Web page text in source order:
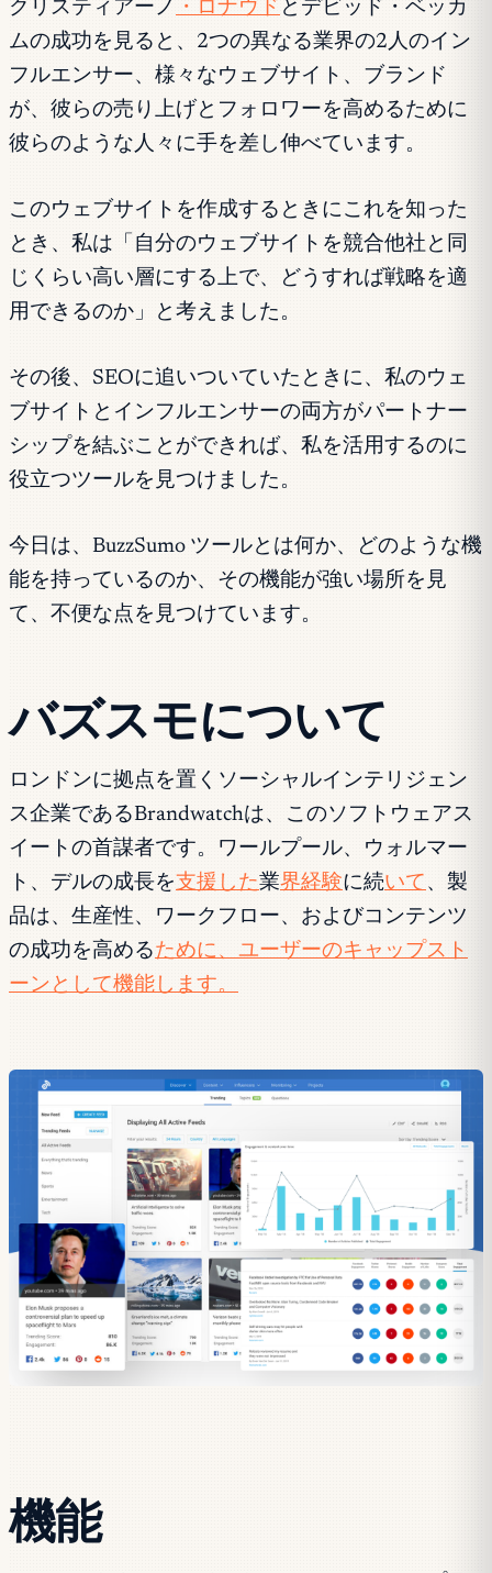
クリスティアーノ ・ロナウド とデビッド・ベッカ
ムの成功を見ると、2つの異なる業界の2人のイン
フルエンサー、様々なウェブサイト、ブランド
が、彼らの売り上げとフォロワーを高めるために
彼らのような人々に手を差し伸べています。
このウェブサイトを作成するときにこれを知った
とき、私は「自分のウェブサイトを競合他社と同
じくらい高い層にする上で、どうすれば戦略を適
用できるのか」と考えました。
その後、SEOに追いついていたときに、私のウェ
ブサイトとインフルエンサーの両方がパートナー
シップを結ぶことができれば、私を活用するのに
役立つツールを見つけました。
今日は、BuzzSumo ツールとは何か、どのような機
能を持っているのか、その機能が強い場所を見
て、不便な点を見つけています。
バズスモについて
ロンドンに拠点を置くソーシャルインテリジェン
ス企業であるBrandwatchは、このソフトウェアス
イートの首謀者です。ワールプール、ウォルマー
ト、デルの成長を支援した業界経験に続いて 、製
品は、生産性、ワークフロー、およびコンテンツ
の成功を高めるために、ユーザーのキャップスト
ーンとして機能します。
機能